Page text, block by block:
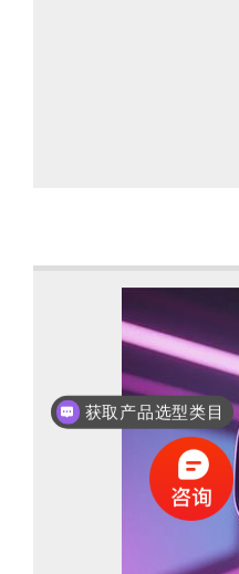
获取产品选型类目